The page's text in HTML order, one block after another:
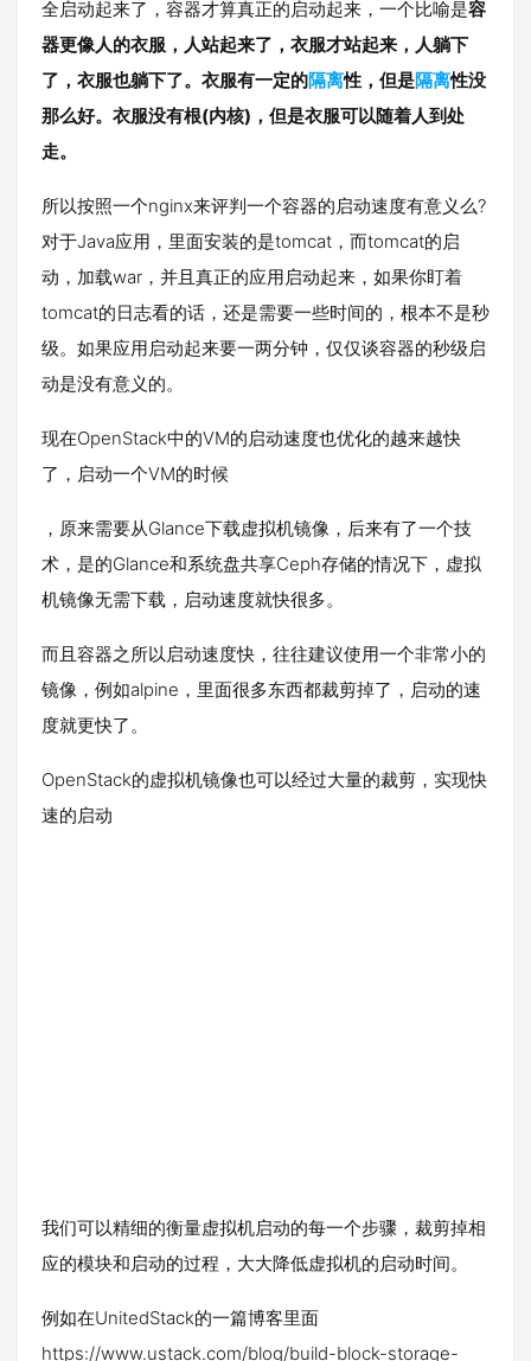
全启动起来了，容器才算真正的启动起来，一个比喻是容
器更像人的衣服，人站起来了，衣服才站起来，人躺下
了，衣服也躺下了。衣服有一定的隔离性，但是隔离性没
那么好。衣服没有根(内核)，但是衣服可以随着人到处
走。
所以按照一个nginx来评判一个容器的启动速度有意义么?
对于Java应用，里面安装的是tomcat，而tomcat的启
动，加载war，并且真正的应用启动起来，如果你盯着
tomcat的日志看的话，还是需要一些时间的，根本不是秒
级。如果应用启动起来要一两分钟，仅仅谈容器的秒级启
动是没有意义的。
现在OpenStack中的VM的启动速度也优化的越来越快
了，启动一个VM的时候
，原来需要从Glance下载虚拟机镜像，后来有了一个技
术，是的Glance和系统盘共享Ceph存储的情况下，虚拟
机镜像无需下载，启动速度就快很多。
而且容器之所以启动速度快，往往建议使用一个非常小的
镜像，例如alpine，里面很多东西都裁剪掉了，启动的速
度就更快了。
OpenStack的虚拟机镜像也可以经过大量的裁剪，实现快
速的启动
我们可以精细的衡量虚拟机启动的每一个步骤，裁剪掉相
应的模块和启动的过程，大大降低虚拟机的启动时间。
例如在UnitedStack的一篇博客里面
https://www.ustack.com/blog/build-block-storage-